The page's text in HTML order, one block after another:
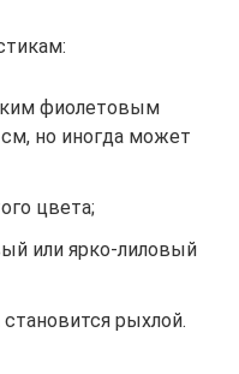
фиолетовым
но иногда может
цвета;
или ярко-лиловый
рыхлой.